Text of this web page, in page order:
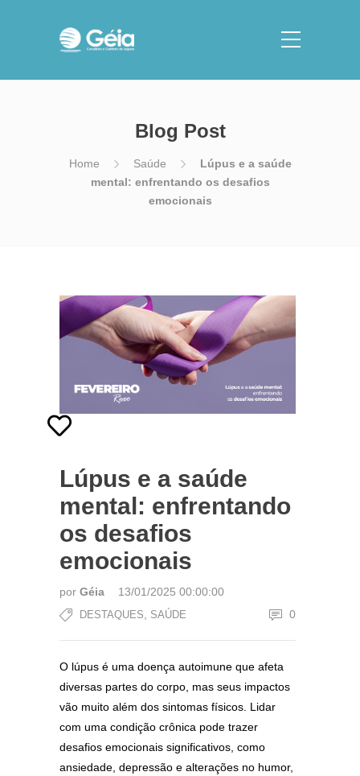
Blog Post
Home Saúde
Lúpus e a saúde
mental: enfrentando os desafios
emocionais
Lúpus e a saúde
mental: enfrentando
os desafios
emocionais
por Géia 13/01/2025 00:00:00
DESTAQUES SAÚDE 0
O lúpus é uma doença autoimune que afeta
diversas partes do corpo, mas seus impactos
vão muito além dos sintomas físicos. Lidar
com uma condição crônica pode trazer
desafios emocionais significativos, como
ansiedade, depressão e alterações no humor,